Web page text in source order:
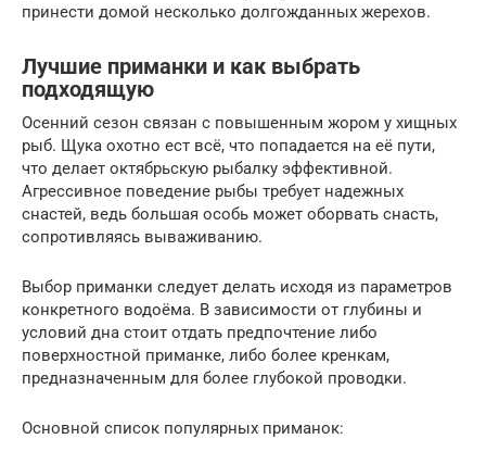
принести домой несколько долгожданных жерехов.
Лучшие приманки и как выбрать
подходящую
Осенний сезон связан с повышенным жором у хищных
рыб. Щука охотно ест всё, что попадается на её пути,
что делает октябрьскую рыбалку эффективной.
Агрессивное поведение рыбы требует надежных
снастей, ведь большая особь может оборвать снасть,
сопротивляясь вываживанию.
Выбор приманки следует делать исходя из параметров
конкретного водоёма. В зависимости от глубины и
условий дна стоит отдать предпочтение либо
поверхностной приманке, либо более кренкам,
предназначенным для более глубокой проводки.
Основной список популярных приманок: